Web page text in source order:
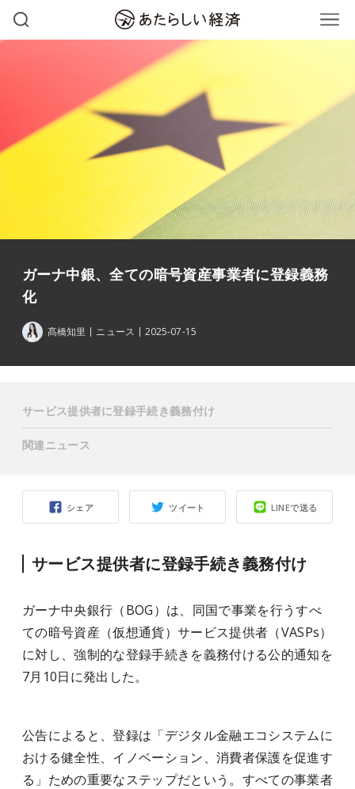
ガーナ中銀、全ての暗号資産事業者に登録義務
化
髙橋知里 ニュース 2025-07-15
シェア ツイート LINEで送る
サービス提供者に登録手続き義務付け
ガーナ中央銀行（BOG）は、同国で事業を行うすべ
ての暗号資産（仮想通貨）サービス提供者（VASPs）
に対し、強制的な登録手続きを義務付ける公的通知を
7月10日に発出した。
公告によると、登録は「デジタル金融エコシステムに
おける健全性、イノベーション、消費者保護を促進す
る」ための重要なステップだという。すべての事業者
サービス提供者に登録手続き義務付け
関連ニュース